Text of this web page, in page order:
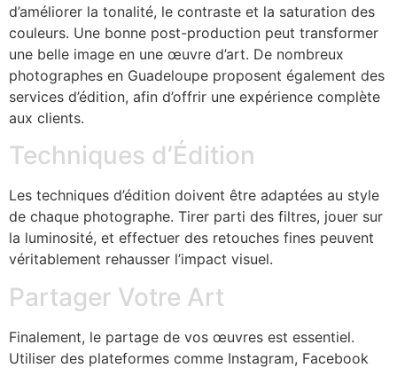
d’améliorer la tonalité, le contraste et la saturation des
couleurs. Une bonne post-production peut transformer
une belle image en une œuvre d’art. De nombreux
photographes en Guadeloupe proposent également des
services d’édition, afin d’offrir une expérience complète
aux clients.
Techniques d’Édition
Les techniques d’édition doivent être adaptées au style
de chaque photographe. Tirer parti des filtres, jouer sur
la luminosité, et effectuer des retouches fines peuvent
véritablement rehausser l’impact visuel.
Partager Votre Art
Finalement, le partage de vos œuvres est essentiel.
Utiliser des plateformes comme Instagram, Facebook